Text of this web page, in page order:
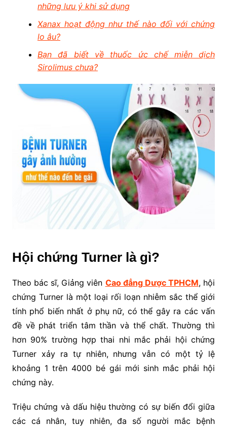
những lưu ý khi sử dụng
Xanax hoạt động như thế nào đối với chứng
lo âu?
Bạn đã biết về thuốc ức chế miễn dịch
Sirolimus chưa?
Hội chứng Turner là gì?
Theo bác sĩ, Giảng viên Cao đẳng Dược TPHCM, hội
chứng Turner là một loại rối loạn nhiễm sắc thể giới
tính phổ biến nhất ở phụ nữ, có thể gây ra các vấn
đề về phát triển tâm thần và thể chất. Thường thì
hơn 90% trường hợp thai nhi mắc phải hội chứng
Turner xảy ra tự nhiên, nhưng vẫn có một tỷ lệ
khoảng 1 trên 4000 bé gái mới sinh mắc phải hội
chứng này.
Triệu chứng và dấu hiệu thường có sự biến đổi giữa
các cá nhân, tuy nhiên, đa số người mắc bệnh